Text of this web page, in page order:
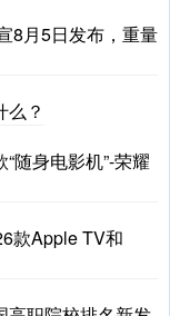
8月5日发布，重量
么？
随身电影机”-荣耀
款Apple TV和